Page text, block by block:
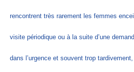
rencontrent très rarement les femmes
visite périodique ou à la suite d’une
dans l’urgence et souvent trop